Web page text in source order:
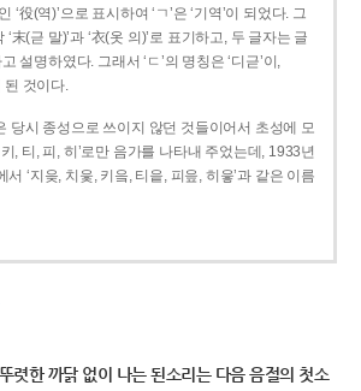
‘役(역)’으로 표시하여 ‘ㄱ’은 ‘기역’이 되었다. 그
‘末(귿 말)’과 ‘衣(옷 의)’로 표기하고, 두 글자는 글
설명하였다. 그래서 ‘ㄷ’의 명칭은 ‘디귿’이,
된 것이다.
당시 종성으로 쓰이지 않던 것들이어서 초성에 모
키, 티, 피, 히’로만 음가를 나타내 주었는데, 1933년
서 ‘지읒, 치읓, 키읔, 티읕, 피읖, 히읗’과 같은 이름
렷한 까닭 없이 나는 된소리는 다음 음절의 첫소